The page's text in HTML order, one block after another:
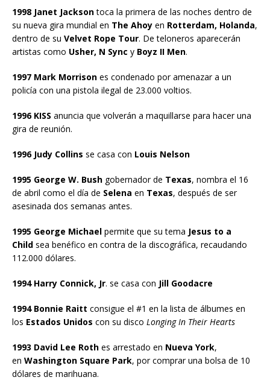
1998 Janet Jacksontoca la primera de las noches dentro de
su nueva gira mundial en The Ahoy en Rotterdam, Holanda,
dentro de su Velvet Rope Tour. De teloneros aparecerán
artistas como Usher, N Sync y Boyz II Men.
1997 Mark Morrison es condenado por amenazar a un
policía con una pistola ilegal de 23.000 voltios.
1996 KISS anuncia que volverán a maquillarse para hacer una
gira de reunión.
1996 Judy Collins se casa con Louis Nelson
1995 George W. Bush gobernador de Texas, nombra el 16
de abril como el día de Selena en Texas, después de ser
asesinada dos semanas antes.
1995 George Michael permite que su tema Jesus to a
Child sea benéfico en contra de la discográfica, recaudando
112.000 dólares.
1994 Harry Connick, Jr. se casa con Jill Goodacre
1994 Bonnie Raitt consigue el #1 en la lista de álbumes en
los Estados Unidos con su disco Longing In Their Hearts
1993 David Lee Roth es arrestado en Nueva York,
en Washington Square Park, por comprar una bolsa de 10
dólares de marihuana.